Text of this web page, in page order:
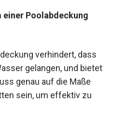
einer Poolabdeckung
verhindert, dass
gelangen, und bietet
genau auf die Maße
sein, um effektiv zu